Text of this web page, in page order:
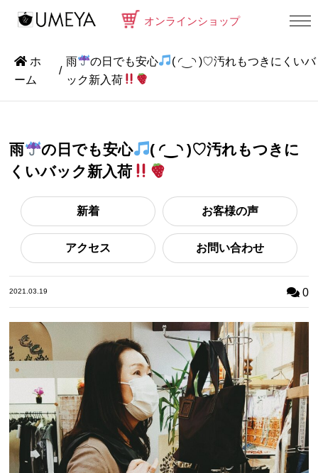
オンラインショップ
ホ
ーム
雨 の日でも安心
( ◜‿◝ )♡汚れもつきにくいバ
ック新入荷
雨 の日でも安心
( ◜‿◝ )♡汚れもつきに
くいバック新入荷
新着 お客様の声
アクセス お問い合わせ
2021.03.19 0